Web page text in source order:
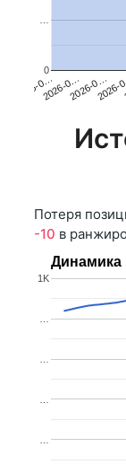
2026-0…2026-0…2026-0…
0
…
Потеря
-10 в
Динамика
…
1K